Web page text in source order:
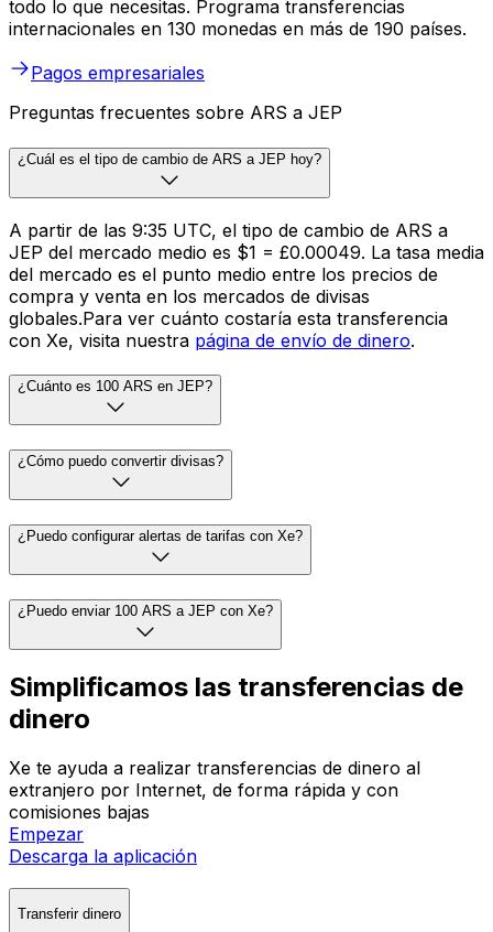
todo lo que necesitas. Programa transferencias
internacionales en 130 monedas en más de 190 países.
Pagos empresariales
Preguntas frecuentes sobre ARS a JEP
¿Cuál es el tipo de cambio de ARS a JEP hoy?
A partir de las 9:35 UTC, el tipo de cambio de ARS a
JEP del mercado medio es $1 = £0.00049. La tasa media
del mercado es el punto medio entre los precios de
compra y venta en los mercados de divisas
globales.Para ver cuánto costaría esta transferencia
con Xe, visita nuestra página de envío de dinero.
¿Cuánto es 100 ARS en JEP?
¿Cómo puedo convertir divisas?
¿Puedo configurar alertas de tarifas con Xe?
¿Puedo enviar 100 ARS a JEP con Xe?
Simplificamos las transferencias de
dinero
Xe te ayuda a realizar transferencias de dinero al
extranjero por Internet, de forma rápida y con
comisiones bajas
Empezar
Descarga la aplicación
Transferir dinero